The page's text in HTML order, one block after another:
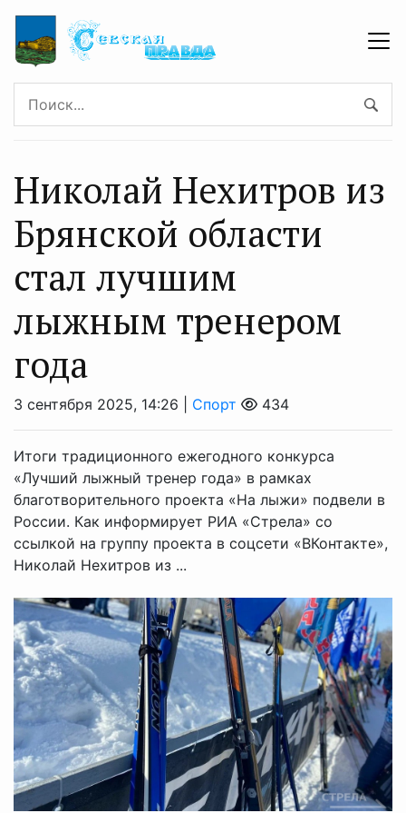
Николай Нехитров из
Брянской области
стал лучшим
лыжным тренером
года
3 сентября 2025, 14:26 | Спорт 434
Итоги традиционного ежегодного конкурса
«Лучший лыжный тренер года» в рамках
благотворительного проекта «На лыжи» подвели в
России. Как информирует РИА «Стрела» со
ссылкой на группу проекта в соцсети «ВКонтакте»,
Николай Нехитров из ...